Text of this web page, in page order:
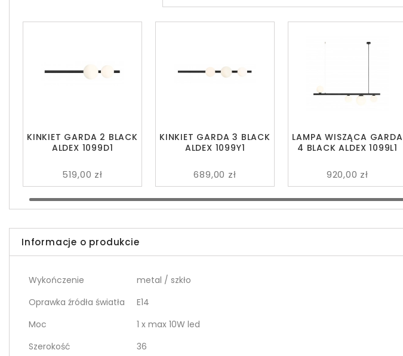
LAMPA WISZĄCA GARDA
4 BLACK ALDEX 1099L1
920,00 zł
KINKIET GARDA 2 BLACK
ALDEX 1099D1
519,00 zł
KINKIET GARDA 3 BLACK
ALDEX 1099Y1
689,00 zł
Informacje o produkcie
Wykończenie
metal / szkło
Oprawka źródła światła
E14
Moc
1 x max 10W led
Szerokość
36